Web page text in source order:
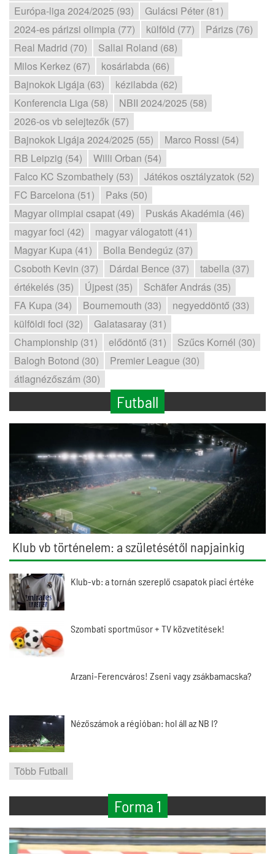
Európa-liga 2024/2025 (93)
Gulácsi Péter (81)
2024-es párizsi olimpia (77)
külföld (77)
Párizs (76)
Real Madrid (70)
Sallai Roland (68)
Milos Kerkez (67)
kosárlabda (66)
Bajnokok Ligája (63)
kézilabda (62)
Konferencia Liga (58)
NBII 2024/2025 (58)
2026-os vb selejtezők (57)
Bajnokok Ligája 2024/2025 (55)
Marco Rossi (54)
RB Leipzig (54)
Willi Orban (54)
Falco KC Szombathely (53)
Játékos osztályzatok (52)
FC Barcelona (51)
Paks (50)
Magyar olimpiai csapat (49)
Puskás Akadémia (46)
magyar foci (42)
magyar válogatott (41)
Magyar Kupa (41)
Bolla Bendegúz (37)
Csoboth Kevin (37)
Dárdai Bence (37)
tabella (37)
értékelés (35)
Újpest (35)
Schäfer András (35)
FA Kupa (34)
Bournemouth (33)
negyeddöntő (33)
külföldi foci (32)
Galatasaray (31)
Championship (31)
elődöntő (31)
Szűcs Kornél (30)
Balogh Botond (30)
Premier League (30)
átlagnézőszám (30)
Futball
Klub vb történelem: a születésétől napjainkig
Klub-vb: a tornán szereplő csapatok piaci értéke
Szombati sportműsor + TV közvetítések!
Arzani-Ferencváros! Zseni vagy zsákbamacska?
Nézőszámok a régióban: hol áll az NB I?
Több Futball
Forma 1